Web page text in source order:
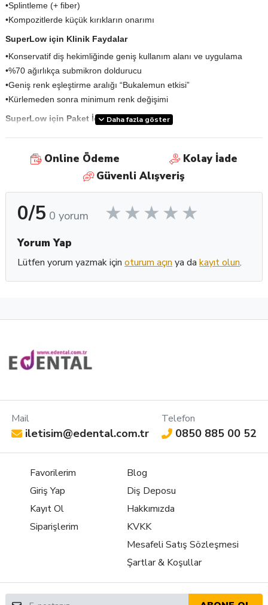
•Splintleme (+ fiber)
•Kompozitlerde küçük kırıkların onarımı
SuperLow için Klinik Faydalar
•Konservatif diş hekimliğinde geniş kullanım alanı ve uygulama
•%70 ağırlıkça submikron doldurucu
•Geniş renk eşleştirme aralığı “Bukalemun etkisi”
•Kürlemeden sonra minimum renk değişimi
SuperLow için Paket İçeriği
•3.0g şırınga
Daha fazla göster
Online Ödeme
Kolay İade
Güvenli Alışveriş
0/5 0 yorum
Yorum Yap
Lütfen yorum yazmak içinoturum açın ya dakayıt olun.
Mail
iletisim@edental.com.tr
Telefon
0850 885 00 52
Favorilerim
Giriş Yap
Kayıt Ol
Siparişlerim
Blog
Diş Deposu
Hakkımızda
KVKK
Mesafeli Satış Sözleşmesi
Şartlar & Koşullar